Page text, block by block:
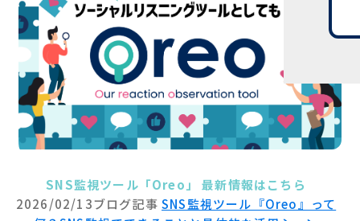
SNS監視ツール「Oreo」 最新情報はこちら
2026/02/13ブログ記事 SNS監視ツール『Oreo』って